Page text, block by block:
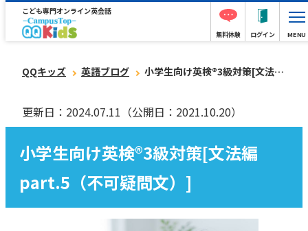
こども専門オンライン英会話
無料体験 ログイン MENU
QQキッズ 英語ブログ 小学生向け英検®︎3級対策[文法編part.5（不可疑問文）]
更新日：2024.07.11 （公開日：2021.10.20）
小学生向け英検®︎3級対策[文法編
part.5（不可疑問文）]